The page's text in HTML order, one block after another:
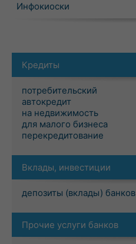
Инфокиоски
Кредиты
потребительский
автокредит
на недвижимость
для малого бизнеса
перекредитование
Вклады, инвестиции
депозиты (вклады) банков
Прочие услуги банков